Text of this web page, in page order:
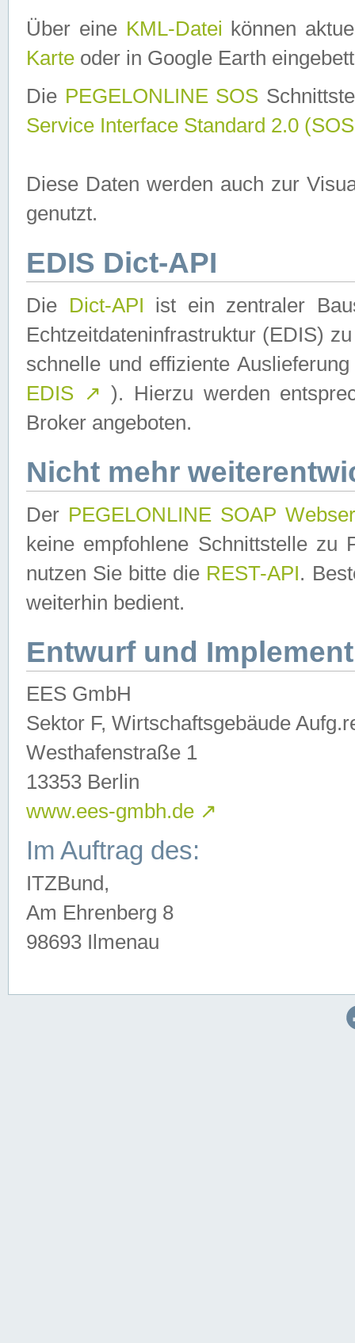
Über eine KML-Datei können
Karte oder in Google Earth
Die PEGELONLINE SOS
Service Interface Standard 2.0
Diese Daten werden auch zur
genutzt.
EDIS Dict-API
Die Dict-API ist ein zentraler
Echtzeitdateninfrastruktur (EDIS)
schnelle und effiziente
EDIS ↗ ). Hierzu werden
Broker angeboten.
Nicht mehr
Der PEGELONLINE SOAP
keine empfohlene Schnittstelle zu
nutzen Sie bitte die REST-API.
weiterhin bedient.
Entwurf und
EES GmbH
Sektor F, Wirtschaftsgebäude
Westhafenstraße 1
13353 Berlin
www.ees-gmbh.de ↗
Im Auftrag des:
ITZBund,
Am Ehrenberg 8
98693 Ilmenau